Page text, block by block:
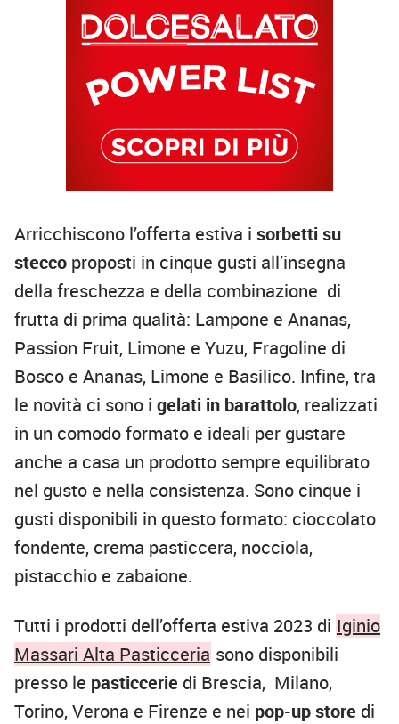
Arricchiscono l’offerta estiva i sorbetti su
stecco proposti in cinque gusti all’insegna
della freschezza e della combinazione di
frutta di prima qualità: Lampone e Ananas,
Passion Fruit, Limone e Yuzu, Fragoline di
Bosco e Ananas, Limone e Basilico. Infine, tra
le novità ci sono i gelati in barattolo, realizzati
in un comodo formato e ideali per gustare
anche a casa un prodotto sempre equilibrato
nel gusto e nella consistenza. Sono cinque i
gusti disponibili in questo formato: cioccolato
fondente, crema pasticcera, nocciola,
pistacchio e zabaione.
Tutti i prodotti dell’offerta estiva 2023 di Iginio
Massari Alta Pasticceria sono disponibili
presso le pasticcerie di Brescia, Milano,
Torino, Verona e Firenze e nei pop-up store di